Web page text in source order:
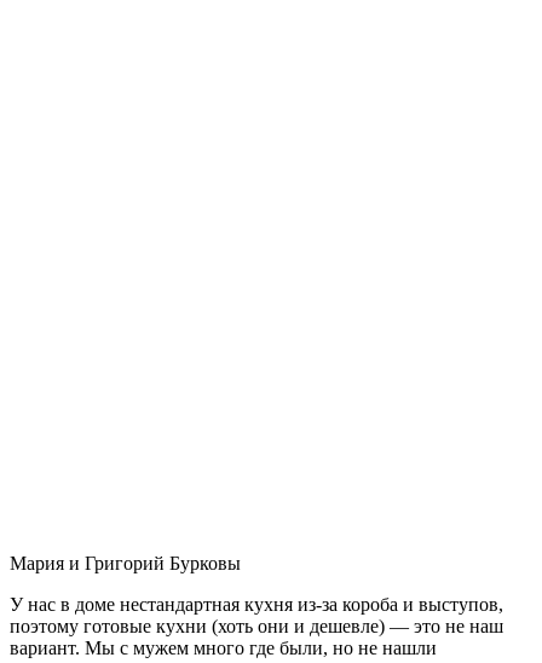
Мария и Григорий Бурковы
У нас в доме нестандартная кухня из-за короба и выступов,
поэтому готовые кухни (хоть они и дешевле) — это не наш
вариант. Мы с мужем много где были, но не нашли